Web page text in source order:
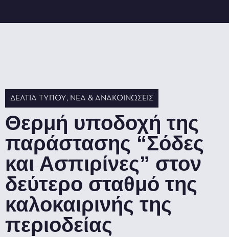
ΔΕΛΤΊΑ ΤΎΠΟΥ, ΝΈΑ & ΑΝΑΚΟΙΝΏΣΕΙΣ
Θερμή υποδοχή της
παράστασης “Σόδες
και Ασπιρίνες” στον
δεύτερο σταθμό της
καλοκαιρινής της
περιοδείας